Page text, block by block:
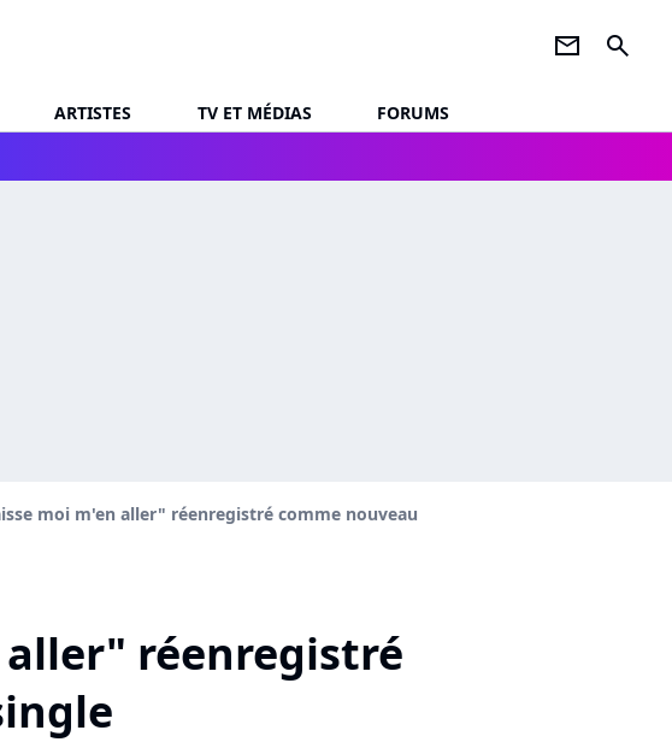
newsletter search
ARTISTES TV ET MÉDIAS
FORUMS
moi m'en aller" réenregistré comme nouveau
réenregistré